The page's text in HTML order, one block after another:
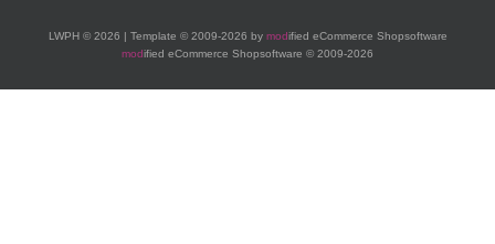
LWPH © 2026 | Template © 2009-2026 by modified eCommerce Shopsoftware
modified eCommerce Shopsoftware © 2009-2026